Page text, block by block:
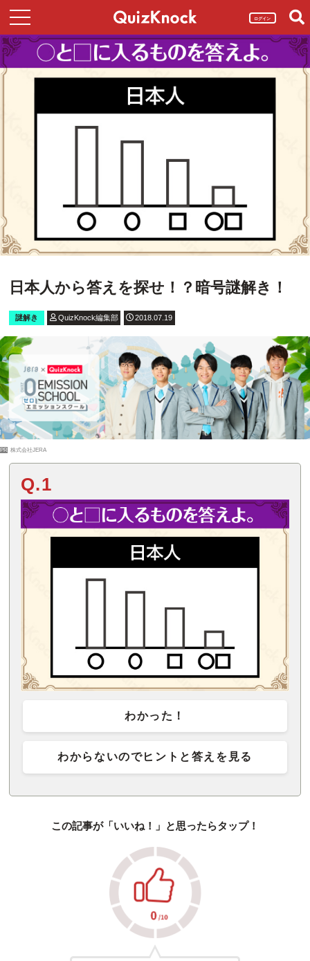
ログイン
日本人から答えを探せ！？暗号謎解き！
謎解き QuizKnock編集部 2018.07.19
PR 株式会社JERA
Q.1
わかった！
わからないのでヒントと答えを見る
この記事が「いいね！」と思ったらタップ！